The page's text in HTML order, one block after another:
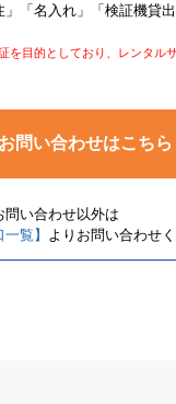
」「名入れ」「検証機貸出
を目的としており、レンタル
お問い合わせはこちら
い合わせ以外は
覧】 よりお問い合わせく